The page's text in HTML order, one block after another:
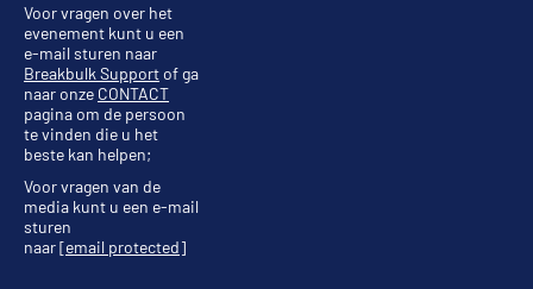
Voor vragen over het
evenement kunt u een
e-mail sturen naar
Breakbulk Supportof ga
naar onze CONTACT
pagina om de persoon
te vinden die u het
beste kan helpen;
Voor vragen van de
media kunt u een e-mail
sturen
naar[email protected]